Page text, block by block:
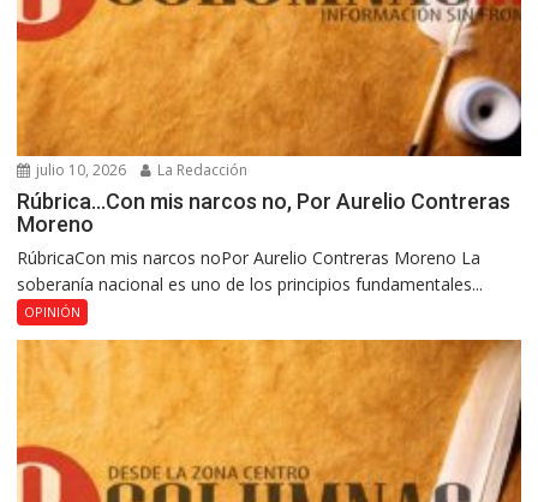
julio 10, 2026 La Redacción
Rúbrica…Con mis narcos no, Por Aurelio Contreras
Moreno
RúbricaCon mis narcos noPor Aurelio Contreras Moreno La
soberanía nacional es uno de los principios fundamentales...
OPINIÓN